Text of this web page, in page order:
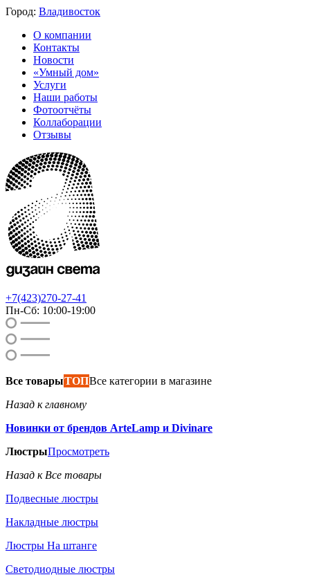
Город: Владивосток
О компании
Контакты
Новости
«Умный дом»
Услуги
Наши работы
Фотоотчёты
Коллаборации
Отзывы
+7(423)270-27-41
Пн-Сб: 10:00-19:00
Все товарыТОПВсе категории в магазине
Назад к главному
Новинки от брендов ArteLamp и Divinare
ЛюстрыПросмотреть
Назад к Все товары
Подвесные люстры
Накладные люстры
Люстры На штанге
Светодиодные люстры